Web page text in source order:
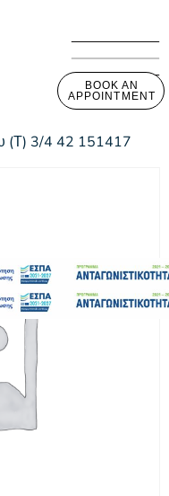
BOOK AN
APPOINTMENT
(Τ) 3/4 42 151417